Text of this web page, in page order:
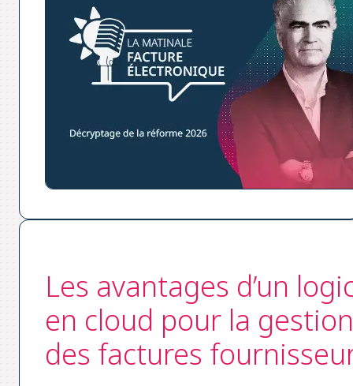
Les avantages d’un
en cloud pour la gestion
des factures